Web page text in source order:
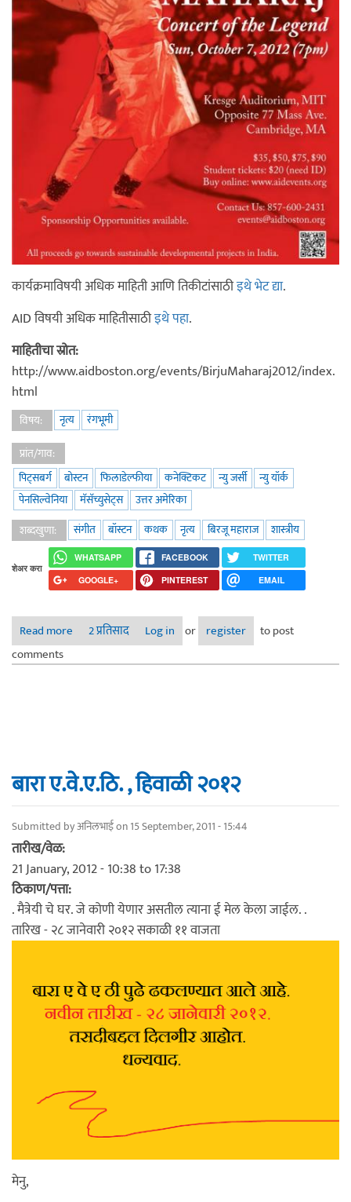
कार्यक्रमाविषयी अधिक माहिती आणि तिकीटांसाठीइथे भेट द्या.
AID विषयी अधिक माहितीसाठीइथे पहा.
माहितीचा स्रोत:
http://www.aidboston.org/events/BirjuMaharaj2012/index.
html
विषय: नृत्य
रंगभूमी
प्रांत/गाव:
पिट्सबर्ग
बोस्टन फिलाडेल्फीया कनेक्टिकट न्यु जर्सी
न्यु यॉर्क
पेनसिल्वेनिया
मॅसॅच्युसेट्स
उत्तर अमेरिका
शब्दखुणा:
संगीत बॉस्टन कथक नृत्य बिरजू महाराज शास्त्रीय
शेअर करा
WHATSAPP FACEBOOK
TWITTER
GOOGLE+
PINTEREST EMAIL
Read more about पंडित बिरजू महाराजः कॉन्सर्ट ऑफ द लेजंड
2 प्रतिसाद Log in or register
to post
comments
बारा ए.वे.ए.ठि. , हिवाळी २०१२
Submitted byअनिलभाईon 15 September, 2011 - 15:44
तारीख/वेळ:
21 January, 2012 -10:38to17:38
ठिकाण/पत्ता:
. मैत्रेयी चे घर. जे कोणी येणार असतील त्याना ई मेल केला जाईल. .
तारिख - २८ जानेवारी २०१२ सकाळी ११ वाजता
मेनु,